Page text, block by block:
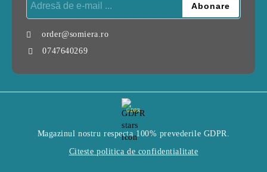
order@somiera.ro
0747640269
GDPR
Magazinul nostru respecta 100% prevederile GDPR.
Citeste politica de confidentialitate